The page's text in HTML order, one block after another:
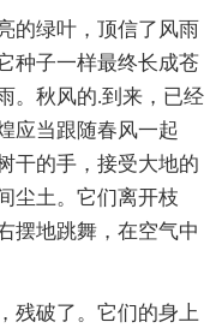
的绿叶，顶信了风雨
种子一样最终长成苍
。秋风的.到来，已经
应当跟随春风一起
干的手，接受大地的
尘土。它们离开枝
摆地跳舞，在空气中
残破了。它们的身上